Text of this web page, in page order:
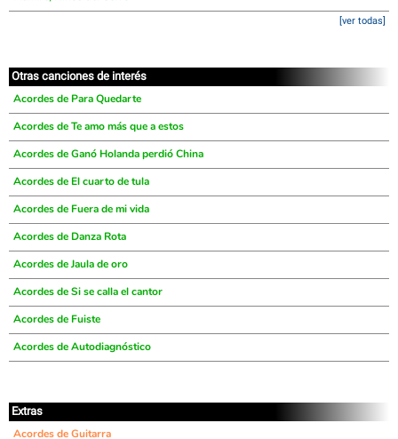
[ver todas]
Otras canciones de interés
Acordes de Para Quedarte
Acordes de Te amo más que a estos
Acordes de Ganó Holanda perdió China
Acordes de El cuarto de tula
Acordes de Fuera de mi vida
Acordes de Danza Rota
Acordes de Jaula de oro
Acordes de Si se calla el cantor
Acordes de Fuiste
Acordes de Autodiagnóstico
Extras
Acordes de Guitarra